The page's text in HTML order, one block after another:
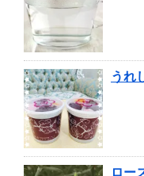
うれ
ロー